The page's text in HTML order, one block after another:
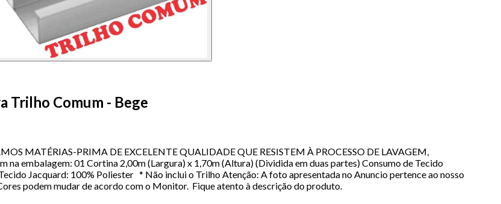
Trilho Comum - Bege
MATÉRIAS-PRIMA DE EXCELENTE QUALIDADE QUE RESISTEM À PROCESSO DE LAVAGEM,
embalagem: 01 Cortina 2,00m (Largura) x 1,70m (Altura) (Dividida em duas partes) Consumo de Tecido
Jacquard: 100% Poliester * Não inclui o Trilho Atenção: A foto apresentada no Anuncio pertence ao nosso
podem mudar de acordo com o Monitor. Fique atento à descrição do produto.